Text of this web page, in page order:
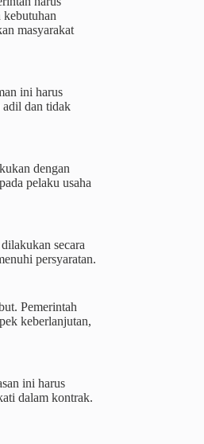
kebutuhan
masyarakat
ini harus
adil dan tidak
dengan
pelaku usaha
secara
persyaratan.
Pemerintah
keberlanjutan,
ini harus
dalam kontrak.